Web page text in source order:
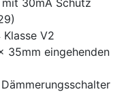
30mA Schutz
V2
35mm eingehenden